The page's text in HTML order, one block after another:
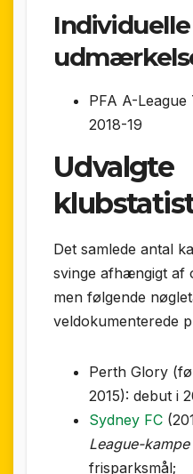
Individuelle
PFA A-
2018-19
Udvalgte
Det samlede antal
svinge afhængigt af
men følgende
veldokumenterede
Perth Glory
2015): debut i
Sydney FC
League-kampe
frisparksmål;